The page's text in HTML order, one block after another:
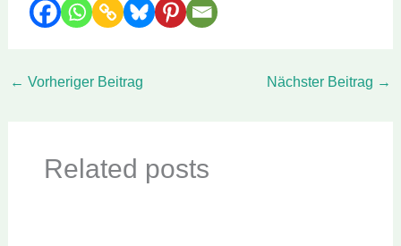
← Vorheriger Beitrag Nächster Beitrag →
Related posts